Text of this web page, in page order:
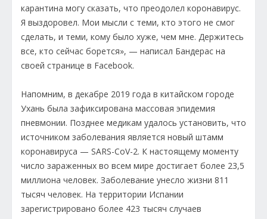
карантина могу сказать, что преодолел коронавирус.
Я выздоровел. Мои мысли с теми, кто этого не смог
сделать, и теми, кому было хуже, чем мне. Держитесь
все, кто сейчас борется», — написал Бандерас на
своей странице в Facebook.
Напомним, в декабре 2019 года в китайском городе
Ухань была зафиксирована массовая эпидемия
пневмонии. Позднее медикам удалось установить, что
источником заболевания является новый штамм
коронавируса — SARS-CoV-2. К настоящему моменту
число зараженных во всем мире достигает более 23,5
миллиона человек. Заболевание унесло жизни 811
тысяч человек. На территории Испании
зарегистрировано более 423 тысяч случаев